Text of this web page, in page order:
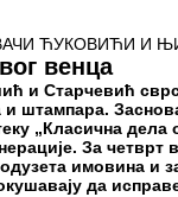
ЋУКОВИЋИ И
венца
и Старчевић
штампара.
„Класична
За
имовина и
да